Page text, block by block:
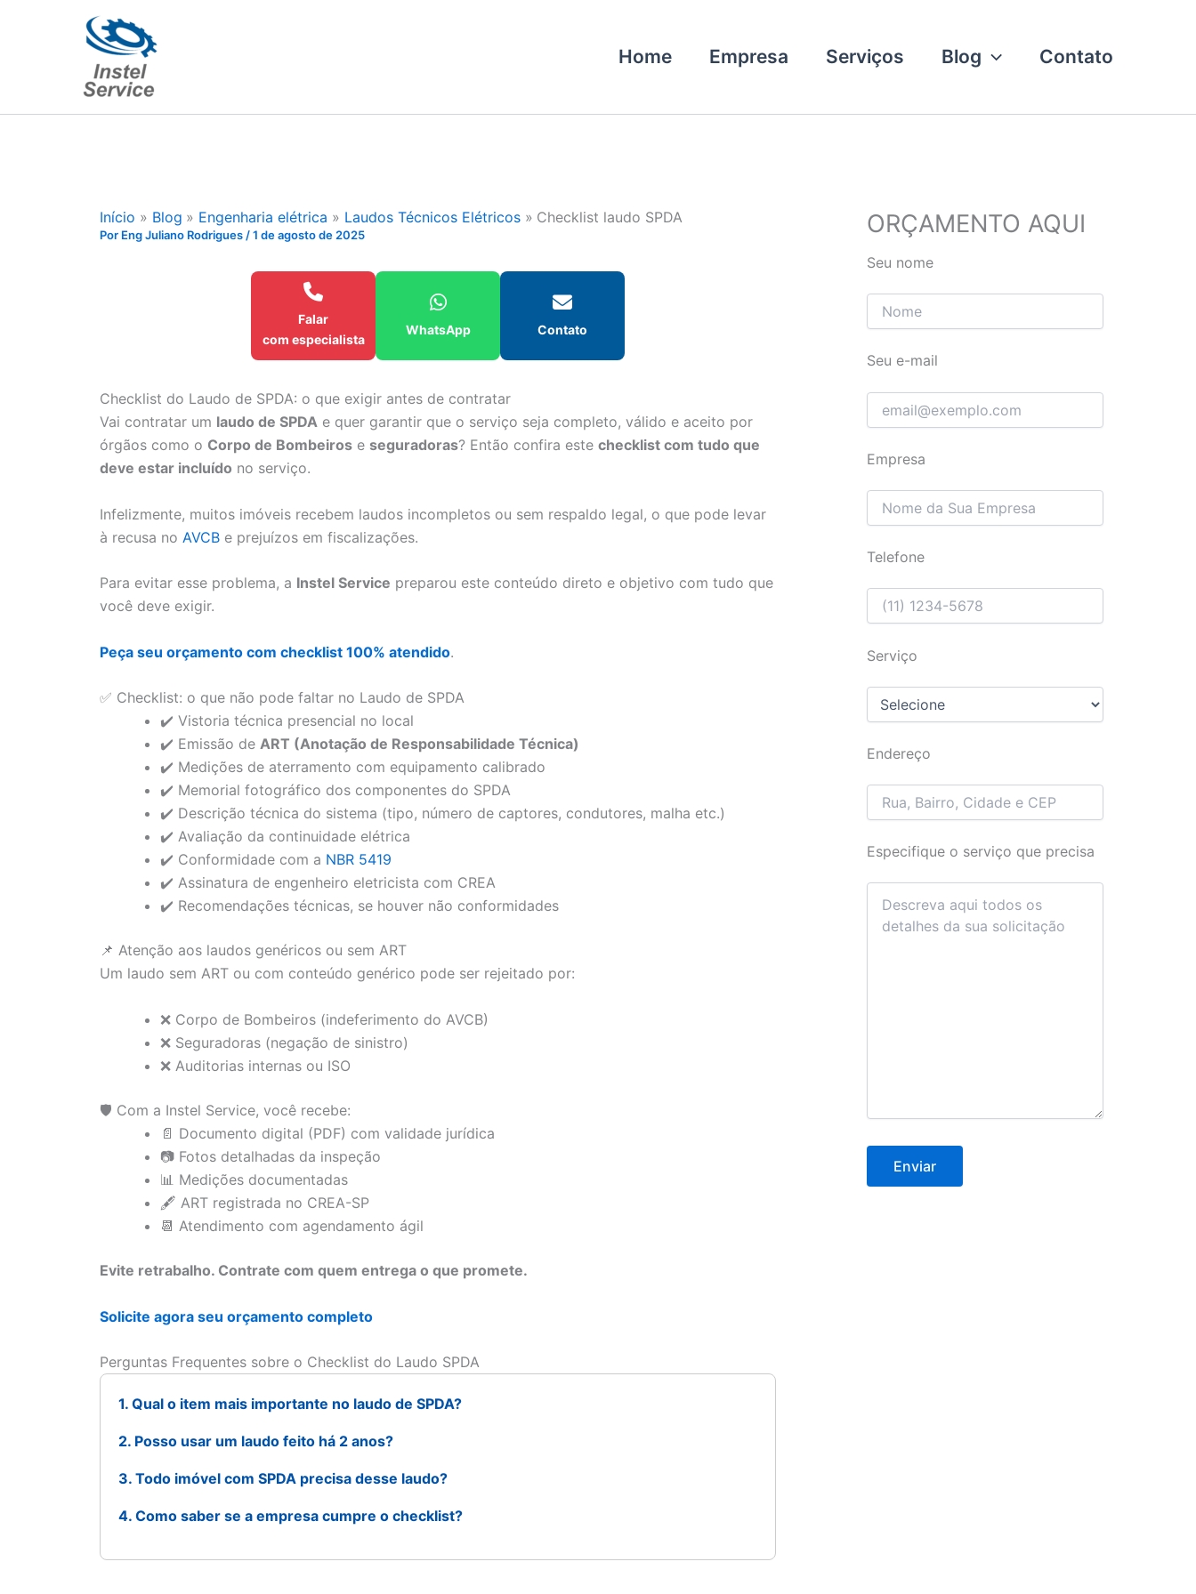
Home Empresa Serviços Blog Contato
Início Blog Engenharia elétrica Laudos Técnicos Elétricos Checklist laudo SPDA
Por Eng Juliano Rodrigues /1 de agosto de 2025
Falar
com especialista
WhatsApp Contato
Checklist do Laudo de SPDA: o que exigir antes de contratar
Vai contratar um laudo de SPDA e quer garantir que o serviço seja completo, válido e aceito por
órgãos como o Corpo de Bombeiros e seguradoras? Então confira este checklist com tudo que
deve estar incluído no serviço.
Infelizmente, muitos imóveis recebem laudos incompletos ou sem respaldo legal, o que pode levar
à recusa no AVCB e prejuízos em fiscalizações.
Para evitar esse problema, a Instel Service preparou este conteúdo direto e objetivo com tudo que
você deve exigir.
Peça seu orçamento com checklist 100% atendido.
✅ Checklist: o que não pode faltar no Laudo de SPDA
✔️ Vistoria técnica presencial no local
✔️ Emissão de ART (Anotação de Responsabilidade Técnica)
✔️ Medições de aterramento com equipamento calibrado
✔️ Memorial fotográfico dos componentes do SPDA
✔️ Descrição técnica do sistema (tipo, número de captores, condutores, malha etc.)
✔️ Avaliação da continuidade elétrica
✔️ Conformidade com a NBR 5419
✔️ Assinatura de engenheiro eletricista com CREA
✔️ Recomendações técnicas, se houver não conformidades
📌 Atenção aos laudos genéricos ou sem ART
Um laudo sem ART ou com conteúdo genérico pode ser rejeitado por:
❌ Corpo de Bombeiros (indeferimento do AVCB)
❌ Seguradoras (negação de sinistro)
❌ Auditorias internas ou ISO
🛡️ Com a Instel Service, você recebe:
📄 Documento digital (PDF) com validade jurídica
📷 Fotos detalhadas da inspeção
📊 Medições documentadas
🖋️ ART registrada no CREA-SP
📆 Atendimento com agendamento ágil
Evite retrabalho. Contrate com quem entrega o que promete.
Solicite agora seu orçamento completo
Perguntas Frequentes sobre o Checklist do Laudo SPDA
1. Qual o item mais importante no laudo de SPDA?
2. Posso usar um laudo feito há 2 anos?
3. Todo imóvel com SPDA precisa desse laudo?
4. Como saber se a empresa cumpre o checklist?
ORÇAMENTO AQUI
Seu nome
Seu e-mail
Empresa
Telefone
Serviço
Endereço
Especifique o serviço que precisa